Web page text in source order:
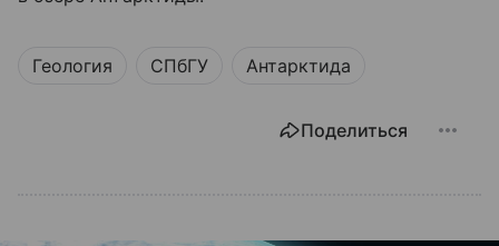
Геология СПбГУ Антарктида
Поделиться